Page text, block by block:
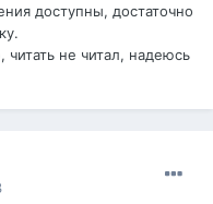
доступны, достаточно
читать не читал, надеюсь